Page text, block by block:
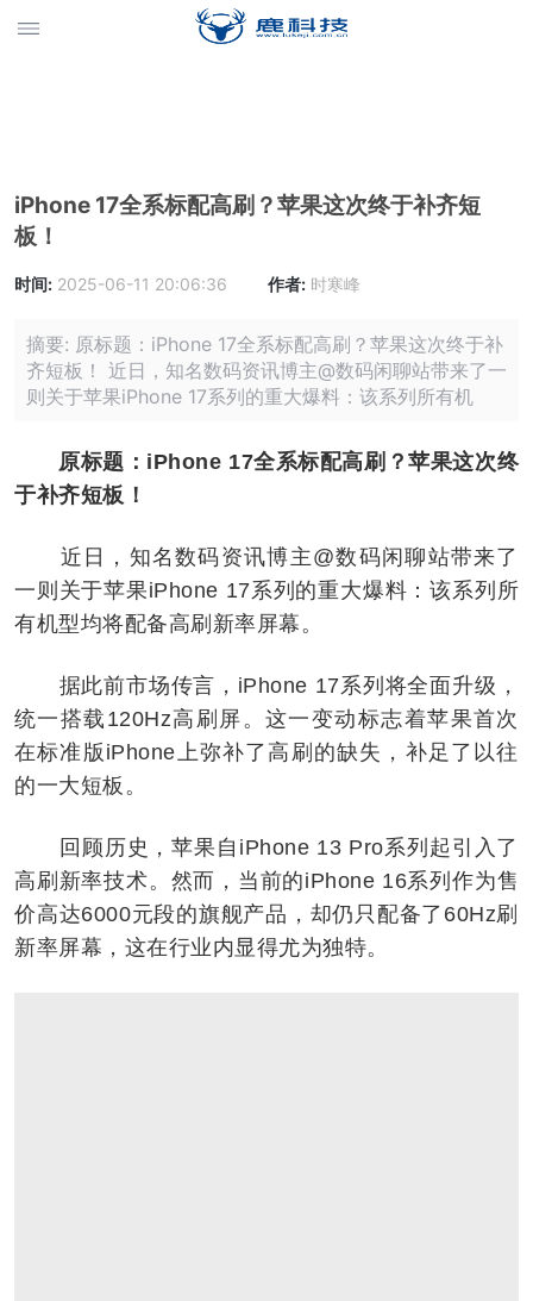
iPhone 17全系标配高刷？苹果这次终于补齐短
板！
时间: 2025-06-11 20:06:36 作者: 时寒峰
摘要: 原标题：iPhone 17全系标配高刷？苹果这次终于补
齐短板！ 近日，知名数码资讯博主@数码闲聊站带来了一
则关于苹果iPhone 17系列的重大爆料：该系列所有机
原标题：iPhone 17全系标配高刷？苹果这次终
于补齐短板！
近日，知名数码资讯博主@数码闲聊站带来了
一则关于苹果iPhone 17系列的重大爆料：该系列所
有机型均将配备高刷新率屏幕。
据此前市场传言，iPhone 17系列将全面升级，
统一搭载120Hz高刷屏。这一变动标志着苹果首次
在标准版iPhone上弥补了高刷的缺失，补足了以往
的一大短板。
回顾历史，苹果自iPhone 13 Pro系列起引入了
高刷新率技术。然而，当前的iPhone 16系列作为售
价高达6000元段的旗舰产品，却仍只配备了60Hz刷
新率屏幕，这在行业内显得尤为独特。